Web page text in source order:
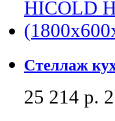
Стеллаж
25 214 р.